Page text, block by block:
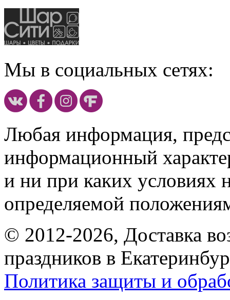
Мы в социальных сетях:
Любая информация,
информационный
и ни при каких условиях
определяемой
© 2012-2026, Доставка
праздников в
Политика защиты и